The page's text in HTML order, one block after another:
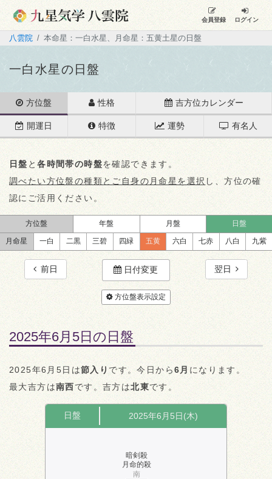
会員登録 ログイン
八雲院 本命星：一白水星、月命星：五黄土星の日盤
一白水星の日盤
方位盤 性格 吉方位カレンダー
開運日 特徴 運勢 有名人
日盤 と各時間帯の時盤を確認できます。
調べたい方位盤の種類とご自身の月命星を選択 し、方位の確
認にご活用ください。
方位盤 年盤 月盤 日盤
月命星 一白 二黒 三碧 四緑 五黄 六白 七赤 八白 九紫
前日 日付変更 翌日
方位盤表示設定
2025年6月5日の日盤
2025年6月5日は節入り です。今日から6月 になります。
最大吉方は南西です。吉方は北東です。
日盤 2025年6月5日(木)
暗剣殺
月命的殺
南